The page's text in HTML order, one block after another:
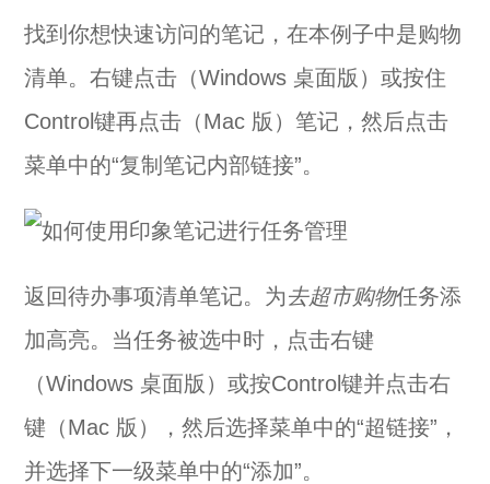
找到你想快速访问的笔记，在本例子中是购物
清单。右键点击（Windows 桌面版）或按住
Control键再点击（Mac 版）笔记，然后点击
菜单中的“复制笔记内部链接”。
返回待办事项清单笔记。为去超市购物任务添
加高亮。当任务被选中时，点击右键
（Windows 桌面版）或按Control键并点击右
键（Mac 版），然后选择菜单中的“超链接”，
并选择下一级菜单中的“添加”。